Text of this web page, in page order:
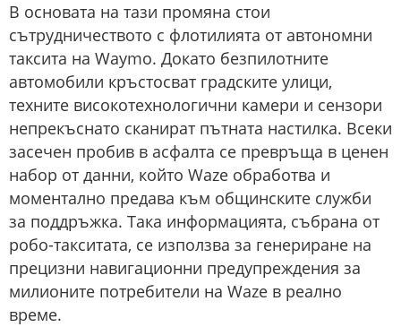
В основата на тази промяна стои
сътрудничеството с флотилията от автономни
таксита на Waymo. Докато безпилотните
автомобили кръстосват градските улици,
техните високотехнологични камери и сензори
непрекъснато сканират пътната настилка. Всеки
засечен пробив в асфалта се превръща в ценен
набор от данни, който Waze обработва и
моментално предава към общинските служби
за поддръжка. Така информацията, събрана от
робо-такситата, се използва за генериране на
прецизни навигационни предупреждения за
милионите потребители на Waze в реално
време.